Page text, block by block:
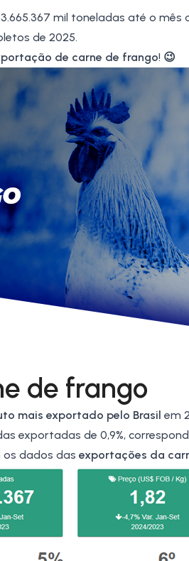
mil toneladas até o
de 2025.
de carne de frango! 😉
de frango
mais exportado pelo Brasil em
exportadas de 0,9%,
os dados das exportações da